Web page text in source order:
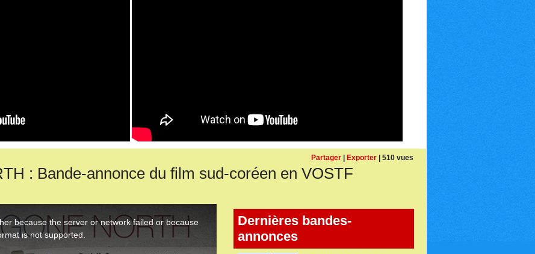
Partager | Exporter | 510 vues
: Bande-annonce du film sud-coréen en VOSTF
Dernières bandes-
annonces